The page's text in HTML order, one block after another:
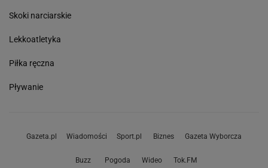
Skoki narciarskie
Lekkoatletyka
Piłka ręczna
Pływanie
Gazeta.pl Wiadomości Sport.pl Biznes Gazeta Wyborcza
Buzz Pogoda Wideo Tok.FM